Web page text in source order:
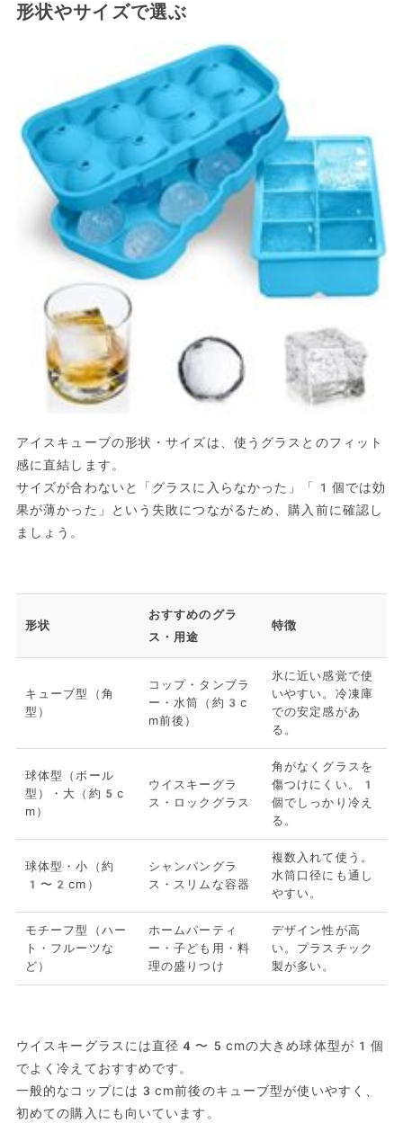
形状やサイズで選ぶ
アイスキューブの形状・サイズは、使うグラスとのフィット
感に直結します。
サイズが合わないと「グラスに入らなかった」「1個では効
果が薄かった」という失敗につながるため、購入前に確認し
ましょう。
形状
おすすめのグラ
ス・用途
特徴
キューブ型（角
型）
コップ・タンブラ
ー・水筒（約3c
m前後）
氷に近い感覚で使
いやすい。冷凍庫
での安定感があ
る。
球体型（ボール
型）・大（約5c
m）
ウイスキーグラ
ス・ロックグラス
角がなくグラスを
傷つけにくい。1
個でしっかり冷え
る。
球体型・小（約
1〜2cm）
シャンパングラ
ス・スリムな容器
複数入れて使う。
水筒口径にも通し
やすい。
モチーフ型（ハー
ト・フルーツな
ど）
ホームパーティ
ー・子ども用・料
理の盛りつけ
デザイン性が高
い。プラスチック
製が多い。
ウイスキーグラスには直径4〜5cmの大きめ球体型が1個
でよく冷えておすすめです。
一般的なコップには3cm前後のキューブ型が使いやすく、
初めての購入にも向いています。